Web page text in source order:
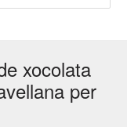
xocolata
per